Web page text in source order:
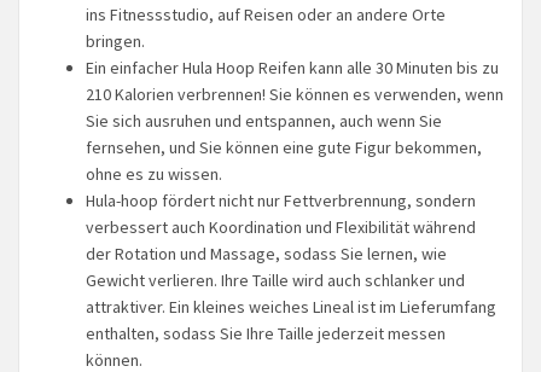
ins Fitnessstudio, auf Reisen oder an andere Orte
bringen.
Ein einfacher Hula Hoop Reifen kann alle 30 Minuten bis zu
210 Kalorien verbrennen! Sie können es verwenden, wenn
Sie sich ausruhen und entspannen, auch wenn Sie
fernsehen, und Sie können eine gute Figur bekommen,
ohne es zu wissen.
Hula-hoop fördert nicht nur Fettverbrennung, sondern
verbessert auch Koordination und Flexibilität während
der Rotation und Massage, sodass Sie lernen, wie
Gewicht verlieren. Ihre Taille wird auch schlanker und
attraktiver. Ein kleines weiches Lineal ist im Lieferumfang
enthalten, sodass Sie Ihre Taille jederzeit messen
können.